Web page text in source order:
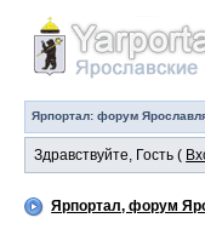
Ярпортал: форум
Здравствуйте, Гость (
Ярпортал, форум